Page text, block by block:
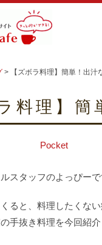
> 【ズボラ料理】簡単！出
料理】
Pocket
スタッフのよっぴーで
ると、料理したくな
手抜き料理を今回紹介